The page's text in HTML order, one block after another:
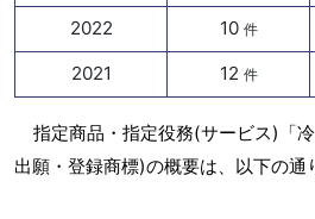
2022 10 件
2021 12 件
指定商品・指定役務(サービス)「
出願・登録商標)の概要は、以下の通